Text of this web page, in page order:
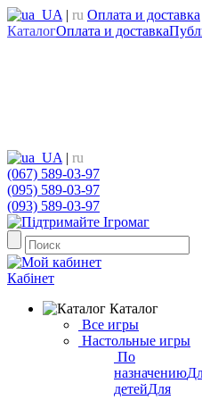
UA | ru Оплата и доставка
КаталогОплата и доставка
UA | ru
(067) 589-03-97
(095) 589-03-97
(093) 589-03-97
Кабінет
Каталог
Все игры
Настольные игры
По
назначению
детейДля